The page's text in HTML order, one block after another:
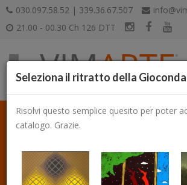
030.097.58.52 | 339.36.67.507
21.00 - 00.30 Ch 126 DTT
Seleziona il ritratto della Gioconda
Risolvi questo semplice quesito per poter
catalogo. Grazie.